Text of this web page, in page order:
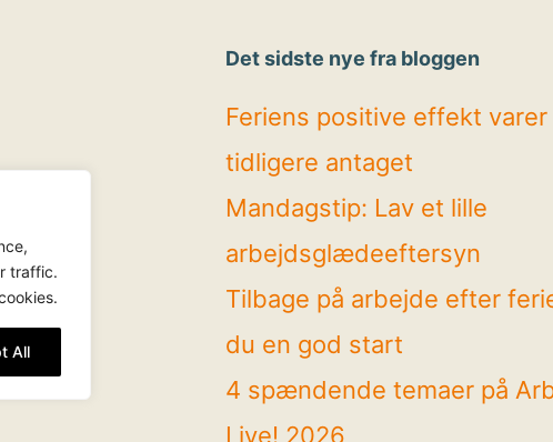
traffic.
All
Det sidste nye fra bloggen
Feriens positive effekt
tidligere antaget
Mandagstip: Lav et lille
arbejdsglædeeftersyn
Tilbage på arbejde efter
du en god start
4 spændende temaer på
Live! 2026